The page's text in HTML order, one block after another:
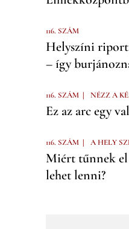
116. SZÁM
Helyszíni
– így
116. SZÁM | NÉZZ A
Ez az arc egy
116. SZÁM | A HELY
Miért tűnnek el
lehet lenni?